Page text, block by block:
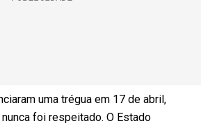
uma trégua em 17 de abril,
foi respeitado. O Estado